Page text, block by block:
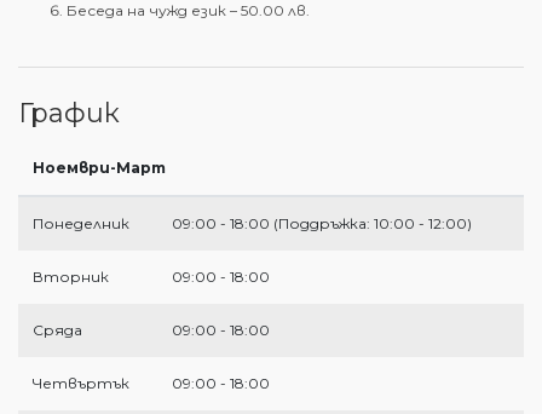
Беседа на чужд език – 50.00 лв.
График
Ноември-Март
Понеделник 09:00 - 18:00 (Поддръжка: 10:00 - 12:00)
Вторник 09:00 - 18:00
Сряда 09:00 - 18:00
Четвъртък 09:00 - 18:00